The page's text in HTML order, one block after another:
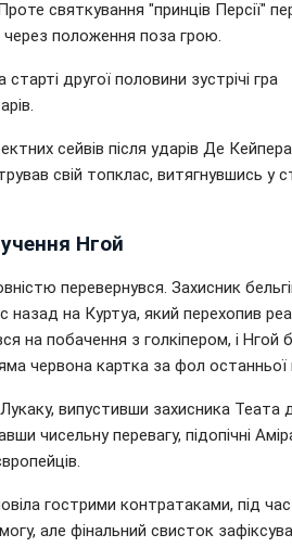
святкування "принців Персії"
через положення поза грою.
другої половини зустрічі гра
сейвів після ударів Де
свій топклас, витягнувшись у
Нгой
перевернувся. Захисник
назад на Куртуа, який перехопив
на побачення з голкіпером, і Нгой
червона картка за фол останньої
випустивши захисника Теата
чисельну перевагу, підопічні
гострими контратаками, під
але фінальний свисток